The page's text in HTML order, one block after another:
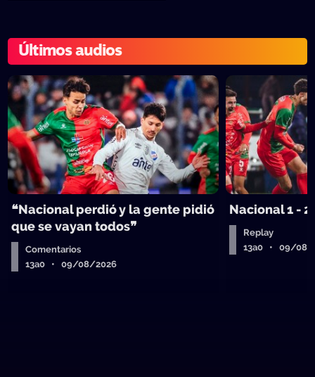
Últimos audios
❝Nacional perdió y la gente pidió
que se vayan todos❞
Comentarios
13a0 • 09/08/2026
Nacional 1 -
Replay
13a0 • 09/08/